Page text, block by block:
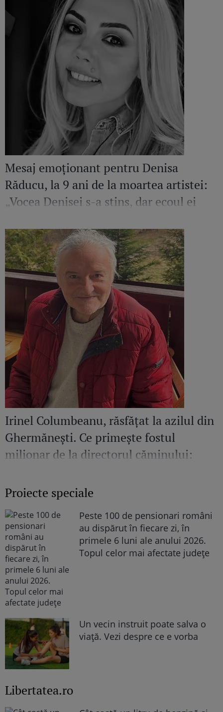
Mesaj emoționant pentru Denisa
Răducu, la 9 ani de la moartea artistei:
„Vocea Denisei s-a stins, dar ecoul ei
Irinel Columbeanu, răsfățat la azilul din
Ghermănești. Ce primește fostul
milionar de la directorul căminului:
Proiecte speciale
Peste 100 de pensionari români
au dispărut în fiecare zi, în
primele 6 luni ale anului 2026.
Topul celor mai afectate județe
Un vecin instruit poate salva o
viață. Vezi despre ce e vorba
Libertatea.ro